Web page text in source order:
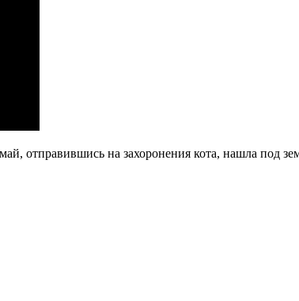
отправившись на захоронения кота, нашла под